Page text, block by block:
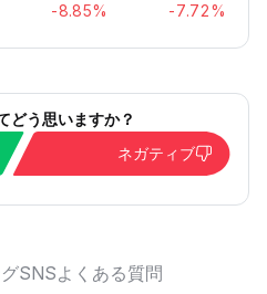
-8.85% -7.72%
どう思いますか？
ネガティブ
SNSよくある質問